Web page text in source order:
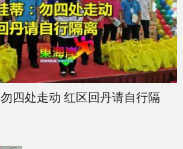
四处走动 红区回丹请自行隔